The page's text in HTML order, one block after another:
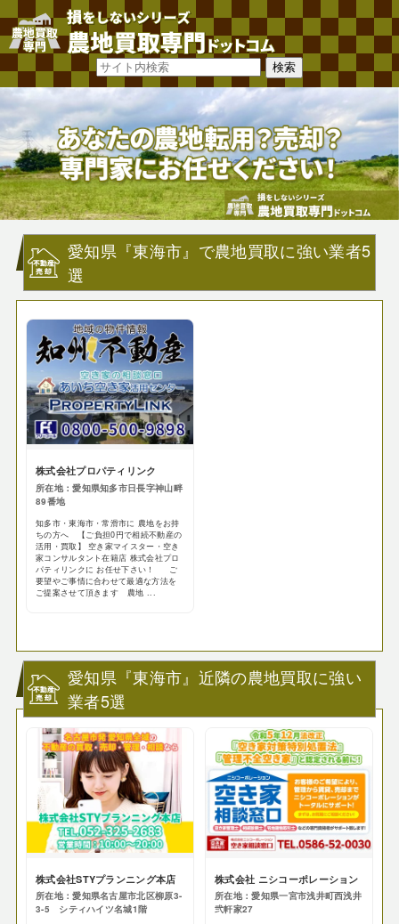
愛知県『東海市』で農地買取に強い業者5
選
株式会社プロパティリンク
所在地：愛知県知多市日長字神山畔
89番地
知多市・東海市・常滑市に 農地をお持
ちの方へ 【ご負担0円で相続不動産の
活用・買取】 空き家マイスター・空き
家コンサルタント在籍店 株式会社プロ
パティリンクに お任せ下さい！ ご
要望やご事情に合わせて最適な方法を
ご提案させて頂きます 農地 ...
愛知県『東海市』近隣の農地買取に強い
業者5選
株式会社STYプランニング本店
所在地：愛知県名古屋市北区柳原3-
3-5 シティハイツ名城1階
株式会社 ニシコーポレーション
所在地：愛知県一宮市浅井町西浅井
弐軒家27